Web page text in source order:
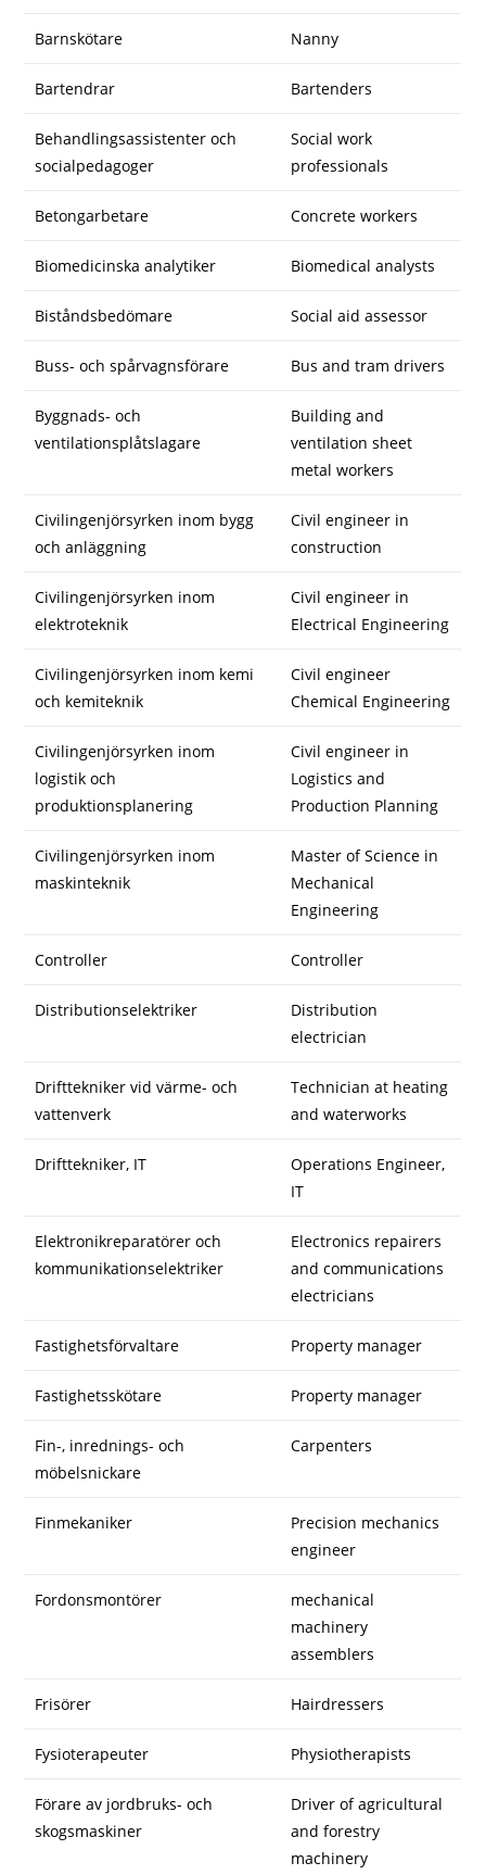
Barnskötare Nanny
Bartendrar Bartenders
Behandlingsassistenter och
socialpedagoger
Social work
professionals
Betongarbetare Concrete workers
Biomedicinska analytiker Biomedical analysts
Biståndsbedömare Social aid assessor
Buss- och spårvagnsförare Bus and tram drivers
Byggnads- och
ventilationsplåtslagare
Building and
ventilation sheet
metal workers
Civilingenjörsyrken inom bygg
och anläggning
Civil engineer in
construction
Civilingenjörsyrken inom
elektroteknik
Civil engineer in
Electrical Engineering
Civilingenjörsyrken inom kemi
och kemiteknik
Civil engineer
Chemical Engineering
Civilingenjörsyrken inom
logistik och
produktionsplanering
Civil engineer in
Logistics and
Production Planning
Civilingenjörsyrken inom
maskinteknik
Master of Science in
Mechanical
Engineering
Controller Controller
Distributionselektriker
Distribution
electrician
Drifttekniker vid värme- och
vattenverk
Technician at heating
and waterworks
Drifttekniker, IT
Operations Engineer,
IT
Elektronikreparatörer och
kommunikationselektriker
Electronics repairers
and communications
electricians
Fastighetsförvaltare Property manager
Fastighetsskötare Property manager
Fin-, inrednings- och
möbelsnickare
Carpenters
Finmekaniker
Precision mechanics
engineer
Fordonsmontörer
mechanical
machinery
assemblers
Frisörer Hairdressers
Fysioterapeuter Physiotherapists
Förare av jordbruks- och
skogsmaskiner
Driver of agricultural
and forestry
machinery